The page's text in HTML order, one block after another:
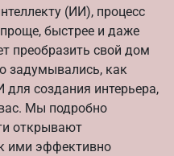
(ИИ), процесс
быстрее и даже
преобразить свой дом
задумывались, как
создания интерьера,
Мы подробно
открывают
ими эффективно